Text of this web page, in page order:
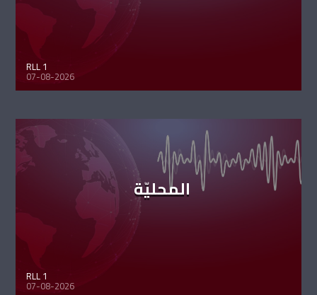
RLL 1
07-08-2026
المحليّة
RLL 1
07-08-2026